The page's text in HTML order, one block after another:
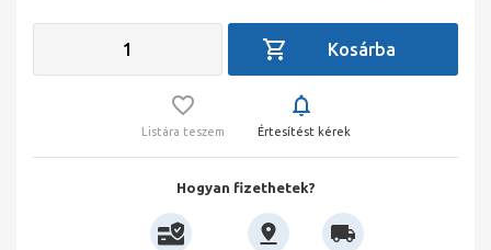
Listára teszem Értesítést kérek
Hogyan fizethetek?